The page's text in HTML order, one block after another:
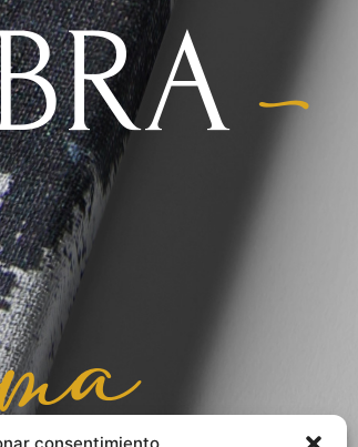
-